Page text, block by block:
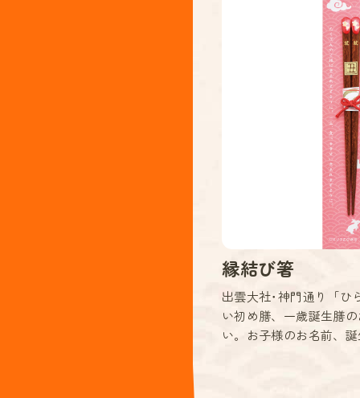
縁結び箸
出雲大社･神門通り「ひ
い初め膳、一歳誕生膳
い。お子様のお名前、